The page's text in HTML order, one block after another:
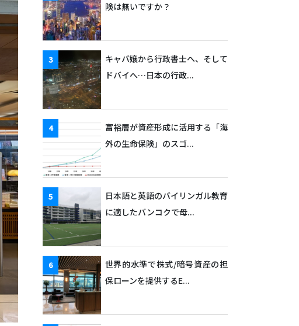
険は無いですか？
キャバ嬢から行政書士へ、そして
ドバイへ…日本の行政...
富裕層が資産形成に活用する「海
外の生命保険」のスゴ...
日本語と英語のバイリンガル教育
に適したバンコクで母...
世界的水準で株式/暗号資産の担
保ローンを提供するE...